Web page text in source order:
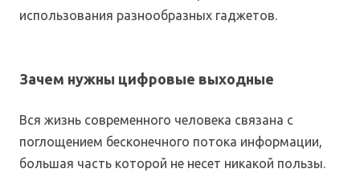
использования разнообразных гаджетов.
Зачем нужны цифровые выходные
Вся жизнь современного человека связана с
поглощением бесконечного потока информации,
большая часть которой не несет никакой пользы.